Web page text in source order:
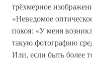
трёхмерное
«Неведомое
покоя: «У меня
такую фотографию
Или, если быть более